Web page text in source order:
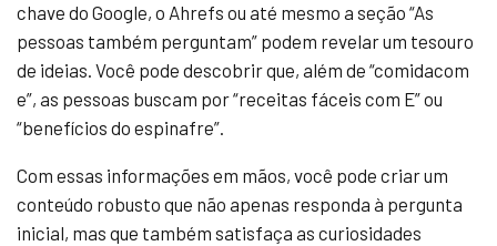
chave do Google, o Ahrefs ou até mesmo a seção “As
pessoas também perguntam” podem revelar um tesouro
de ideias. Você pode descobrir que, além de “comidacom
e”, as pessoas buscam por “receitas fáceis com E” ou
“benefícios do espinafre”.
Com essas informações em mãos, você pode criar um
conteúdo robusto que não apenas responda à pergunta
inicial, mas que também satisfaça as curiosidades